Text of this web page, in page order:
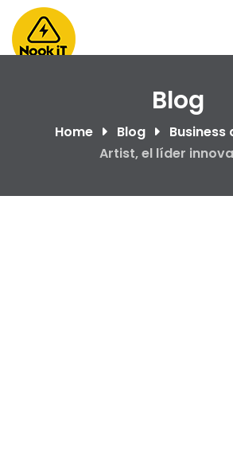
Skip
to
content
Blog
Home Blog
Business
Artist, el líder